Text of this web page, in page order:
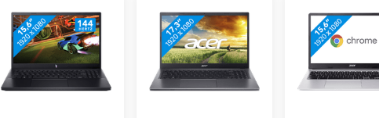
onderweg? Geen probleem, met een
uur werk je probleemloos onderweg
de Slim Surface Pen niet standaard bij
moet je los kopen Ontvang een dag
met een persoonlijke vouchercode
Norton 360 Deluxe antivirus.